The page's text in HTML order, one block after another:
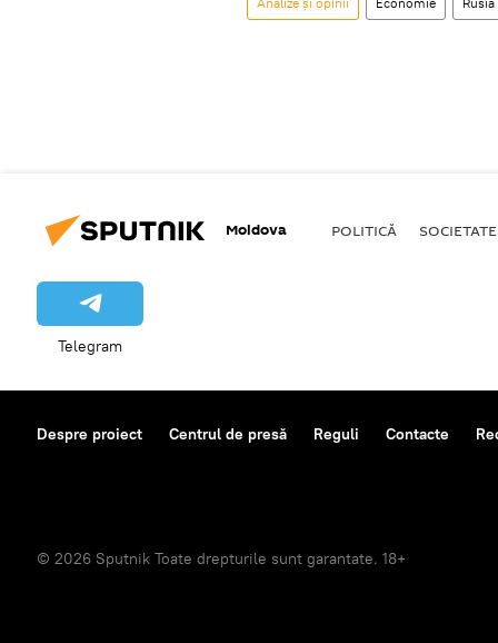
Moldova POLITICĂ SOCIETATE
Telegram
Despre proiect Centrul de presă Reguli Contacte
© 2026 Sputnik Toate drepturile sunt garantate. 18+